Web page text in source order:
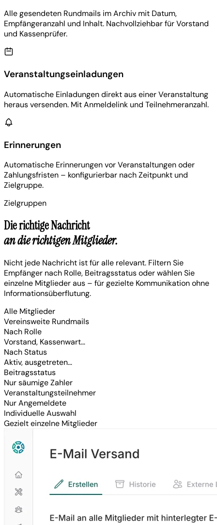
Alle gesendeten Rundmails im Archiv mit Datum,
Empfängeranzahl und Inhalt. Nachvollziehbar für Vorstand
und Kassenprüfer.
Veranstaltungseinladungen
Automatische Einladungen direkt aus einer Veranstaltung
heraus versenden. Mit Anmeldelink und Teilnehmeranzahl.
Erinnerungen
Automatische Erinnerungen vor Veranstaltungen oder
Zahlungsfristen – konfigurierbar nach Zeitpunkt und
Zielgruppe.
Zielgruppen
Die richtige Nachricht
an die richtigen Mitglieder.
Nicht jede Nachricht ist für alle relevant. Filtern Sie
Empfänger nach Rolle, Beitragsstatus oder wählen Sie
einzelne Mitglieder aus – für gezielte Kommunikation ohne
Informationsüberflutung.
Alle Mitglieder
Vereinsweite Rundmails
Nach Rolle
Vorstand, Kassenwart…
Nach Status
Aktiv, ausgetreten…
Beitragsstatus
Nur säumige Zahler
Veranstaltungsteilnehmer
Nur Angemeldete
Individuelle Auswahl
Gezielt einzelne Mitglieder